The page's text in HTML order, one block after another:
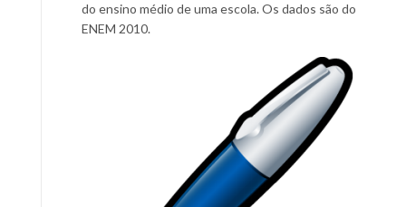
do ensino médio de uma escola. Os dados são do
ENEM 2010.